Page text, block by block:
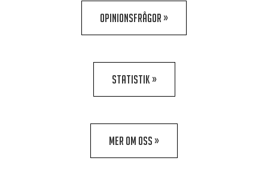
OPINIONSFRÅGOR »
STATISTIK »
MER OM OSS »